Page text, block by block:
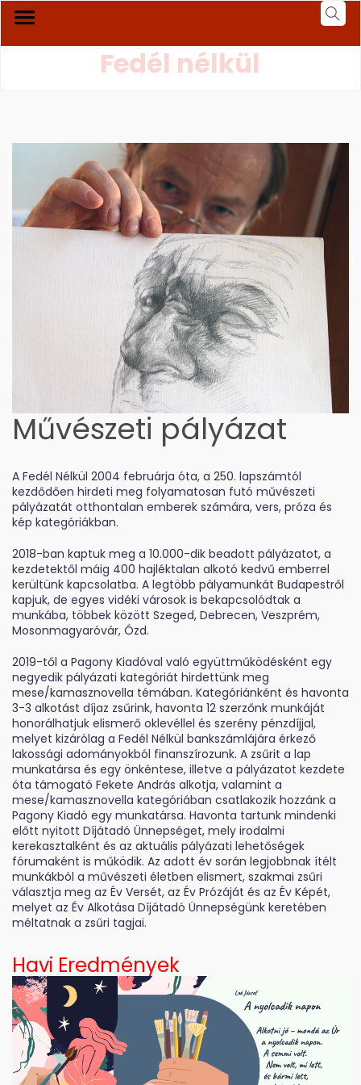
Fedél nélkül
Művészeti pályázat
A Fedél Nélkül 2004 februárja óta, a 250. lapszámtól
kezdődően hirdeti meg folyamatosan futó művészeti
pályázatát otthontalan emberek számára, vers, próza és
kép kategóriákban.
2018-ban kaptuk meg a 10.000-dik beadott pályázatot, a
kezdetektől máig 400 hajléktalan alkotó kedvű emberrel
kerültünk kapcsolatba. A legtöbb pályamunkát Budapestről
kapjuk, de egyes vidéki városok is bekapcsolódtak a
munkába, többek között Szeged, Debrecen, Veszprém,
Mosonmagyaróvár, Ózd.
2019-től a Pagony Kiadóval való együttműködésként egy
negyedik pályázati kategóriát hirdettünk meg
mese/kamasznovella témában. Kategóriánként és havonta
3-3 alkotást díjaz zsűrink, havonta 12 szerzőnk munkáját
honorálhatjuk elismerő oklevéllel és szerény pénzdíjjal,
melyet kizárólag a Fedél Nélkül bankszámlájára érkező
lakossági adományokból finanszírozunk. A zsűrit a lap
munkatársa és egy önkéntese, illetve a pályázatot kezdete
óta támogató Fekete András alkotja, valamint a
mese/kamasznovella kategóriában csatlakozik hozzánk a
Pagony Kiadó egy munkatársa. Havonta tartunk mindenki
előtt nyitott Díjátadó Ünnepséget, mely irodalmi
kerekasztalként és az aktuális pályázati lehetőségek
fórumaként is működik. Az adott év során legjobbnak ítélt
munkákból a művészeti életben elismert, szakmai zsűri
választja meg az Év Versét, az Év Prózáját és az Év Képét,
melyet az Év Alkotása Díjátadó Ünnepségünk keretében
méltatnak a zsűri tagjai.
Havi Eredmények